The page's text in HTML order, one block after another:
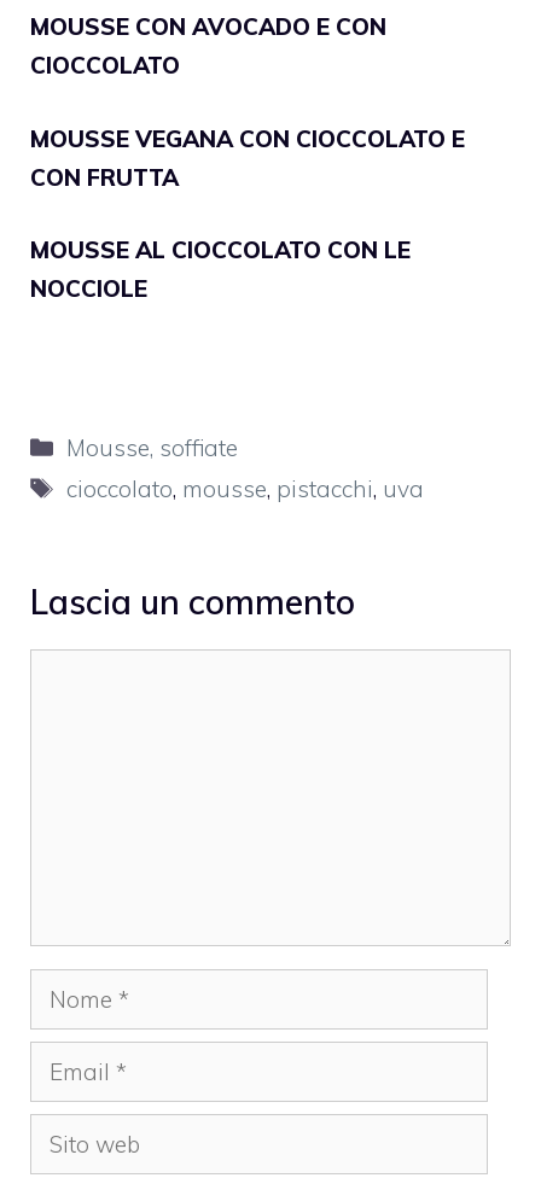
MOUSSE CON AVOCADO E CON
CIOCCOLATO
MOUSSE VEGANA CON CIOCCOLATO E
CON FRUTTA
MOUSSE AL CIOCCOLATO CON LE
NOCCIOLE
Categorie
Mousse, soffiate
Tag
cioccolato, mousse, pistacchi, uva
Lascia un commento
Nome
Email
Sito
web